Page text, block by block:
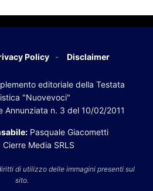
Policy Disclaimer
editoriale della Testata
"Nuovevoci"
Annunziata n. 3 del 10/02/2011
Pasquale Giacometti
Cierre Media SRLS
di utilizzo delle immagini presenti sul
sito.